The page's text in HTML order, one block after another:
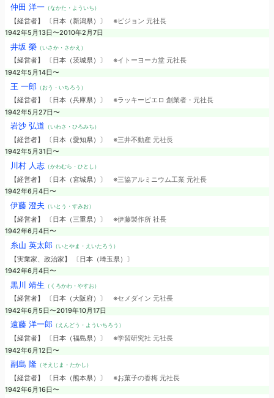
仲田 洋一（なかた・よういち）
【経営者】 〔日本（新潟県）〕 ※ピジョン 元社長
1942年5月13日〜2010年2月7日
井坂 榮（いさか・さかえ）
【経営者】 〔日本（茨城県）〕 ※イトーヨーカ堂 元社長
1942年5月14日〜
王 一郎（おう・いちろう）
【経営者】 〔日本（兵庫県）〕 ※ラッキーピエロ 創業者・元社長
1942年5月27日〜
岩沙 弘道 （いわさ・ひろみち）
【経営者】 〔日本（愛知県）〕 ※三井不動産 元社長
1942年5月31日〜
川村 人志（かわむら・ひとし）
【経営者】 〔日本（宮城県）〕 ※三協アルミニウム工業 元社長
1942年6月4日〜
伊藤 澄夫 （いとう・すみお）
【経営者】 〔日本（三重県）〕 ※伊藤製作所 社長
1942年6月4日〜
糸山 英太郎（いとやま・えいたろう）
【実業家、政治家】 〔日本（埼玉県）〕
1942年6月4日〜
黒川 靖生 （くろかわ・やすお）
【経営者】 〔日本（大阪府）〕 ※セメダイン 元社長
1942年6月5日〜2019年10月17日
遠藤 洋一郎（えんどう・よういちろう）
【経営者】 〔日本（福島県）〕 ※学習研究社 元社長
1942年6月12日〜
副島 隆（そえじま・たかし）
【経営者】 〔日本（熊本県）〕 ※お菓子の香梅 元社長
1942年6月16日〜